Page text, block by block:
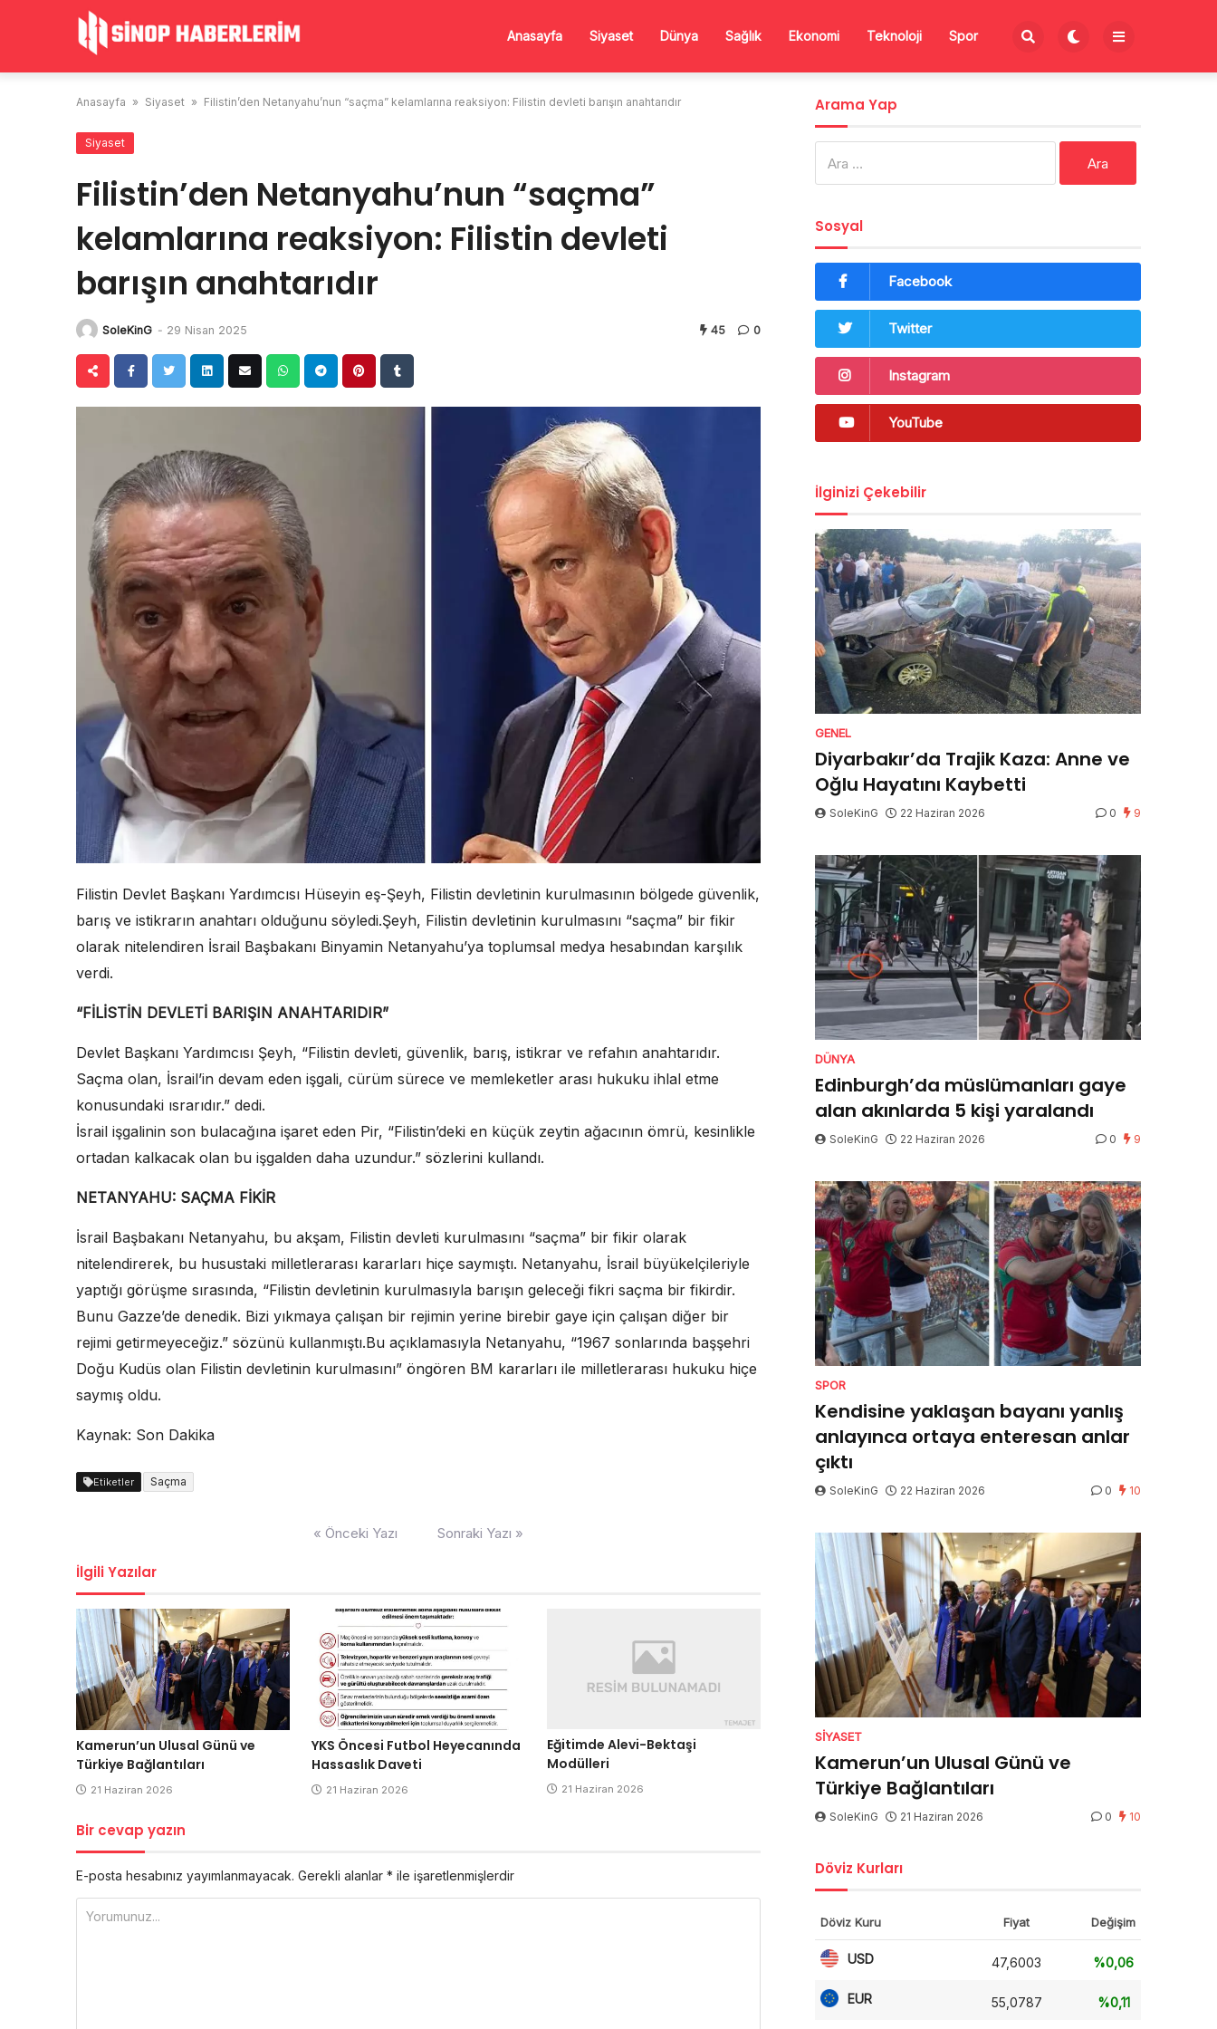
Anasayfa Siyaset Dünya Sağlık Ekonomi Teknoloji Spor
Anasayfa » Siyaset » Filistin’den Netanyahu’nun “saçma” kelamlarına reaksiyon: Filistin devleti barışın anahtarıdır
Siyaset
Filistin’den Netanyahu’nun “saçma”
kelamlarına reaksiyon: Filistin devleti
barışın anahtarıdır
SoleKinG - 29 Nisan 2025 45 0
Filistin Devlet Başkanı Yardımcısı Hüseyin eş-Şeyh, Filistin devletinin kurulmasının bölgede güvenlik,
barış ve istikrarın anahtarı olduğunu söyledi.Şeyh, Filistin devletinin kurulmasını “saçma” bir fikir
olarak nitelendiren İsrail Başbakanı Binyamin Netanyahu’ya toplumsal medya hesabından karşılık
verdi.
“FİLİSTİN DEVLETİ BARIŞIN ANAHTARIDIR”
Devlet Başkanı Yardımcısı Şeyh, “Filistin devleti, güvenlik, barış, istikrar ve refahın anahtarıdır.
Saçma olan, İsrail’in devam eden işgali, cürüm sürece ve memleketler arası hukuku ihlal etme
konusundaki ısrarıdır.” dedi.
İsrail işgalinin son bulacağına işaret eden Pir, “Filistin’deki en küçük zeytin ağacının ömrü, kesinlikle
ortadan kalkacak olan bu işgalden daha uzundur.” sözlerini kullandı.
NETANYAHU: SAÇMA FİKİR
İsrail Başbakanı Netanyahu, bu akşam, Filistin devleti kurulmasını “saçma” bir fikir olarak
nitelendirerek, bu husustaki milletlerarası kararları hiçe saymıştı. Netanyahu, İsrail büyükelçileriyle
yaptığı görüşme sırasında, “Filistin devletinin kurulmasıyla barışın geleceği fikri saçma bir fikirdir.
Bunu Gazze’de denedik. Bizi yıkmaya çalışan bir rejimin yerine birebir gaye için çalışan diğer bir
rejimi getirmeyeceğiz.” sözünü kullanmıştı.Bu açıklamasıyla Netanyahu, “1967 sonlarında başşehri
Doğu Kudüs olan Filistin devletinin kurulmasını” öngören BM kararları ile milletlerarası hukuku hiçe
saymış oldu.
Kaynak: Son Dakika
Etiketler Saçma
« Önceki Yazı Sonraki Yazı »
İlgili Yazılar
Kamerun’un Ulusal Günü ve
Türkiye Bağlantıları
21 Haziran 2026
YKS Öncesi Futbol Heyecanında
Hassaslık Daveti
21 Haziran 2026
Eğitimde Alevi-Bektaşi
Modülleri
21 Haziran 2026
Bir cevap yazın
E-posta hesabınız yayımlanmayacak. Gerekli alanlar * ile işaretlenmişlerdir
Arama Yap
Sosyal
Facebook
Twitter
Instagram
YouTube
İlginizi Çekebilir
GENEL
Diyarbakır’da Trajik Kaza: Anne ve
Oğlu Hayatını Kaybetti
SoleKinG 22 Haziran 2026 0 9
DÜNYA
Edinburgh’da müslümanları gaye
alan akınlarda 5 kişi yaralandı
SoleKinG 22 Haziran 2026 0 9
SPOR
Kendisine yaklaşan bayanı yanlış
anlayınca ortaya enteresan anlar
çıktı
SoleKinG 22 Haziran 2026 0 10
SIYASET
Kamerun’un Ulusal Günü ve
Türkiye Bağlantıları
SoleKinG 21 Haziran 2026 0 10
Döviz Kurları
Döviz Kuru Fiyat Değişim
USD 47,6003 %0,06
EUR 55,0787 %0,11